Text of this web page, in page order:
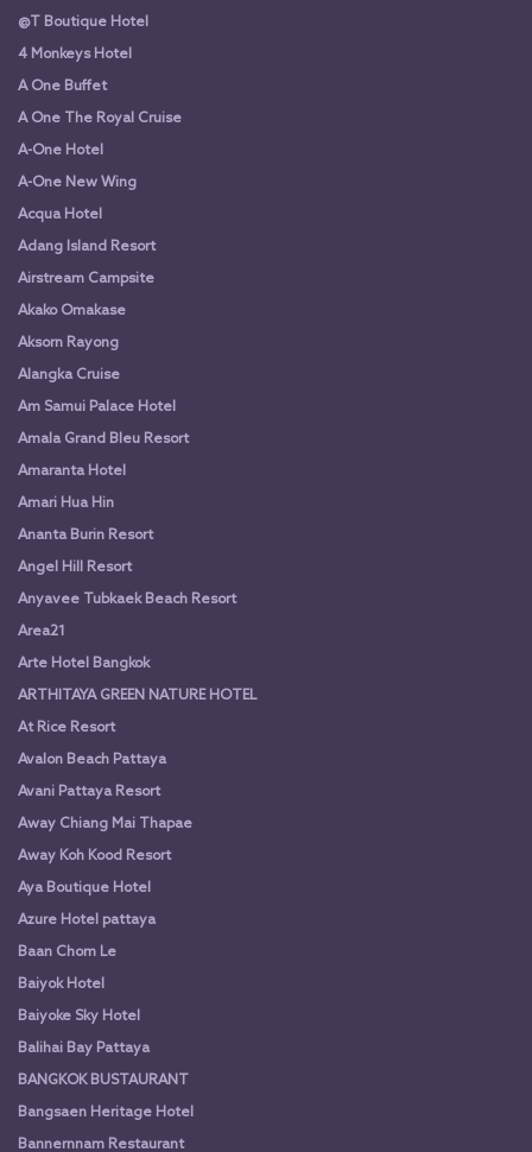
@T Boutique Hotel
4 Monkeys Hotel
A One Buffet
A One The Royal Cruise
A-One Hotel
A-One New Wing
Acqua Hotel
Adang Island Resort
Airstream Campsite
Akako Omakase
Aksorn Rayong
Alangka Cruise
Am Samui Palace Hotel
Amala Grand Bleu Resort
Amaranta Hotel
Amari Hua Hin
Ananta Burin Resort
Angel Hill Resort
Anyavee Tubkaek Beach Resort
Area21
Arte Hotel Bangkok
ARTHITAYA GREEN NATURE HOTEL
At Rice Resort
Avalon Beach Pattaya
Avani Pattaya Resort
Away Chiang Mai Thapae
Away Koh Kood Resort
Aya Boutique Hotel
Azure Hotel pattaya
Baan Chom Le
Baiyok Hotel
Baiyoke Sky Hotel
Balihai Bay Pattaya
BANGKOK BUSTAURANT
Bangsaen Heritage Hotel
Bannernnam Restaurant